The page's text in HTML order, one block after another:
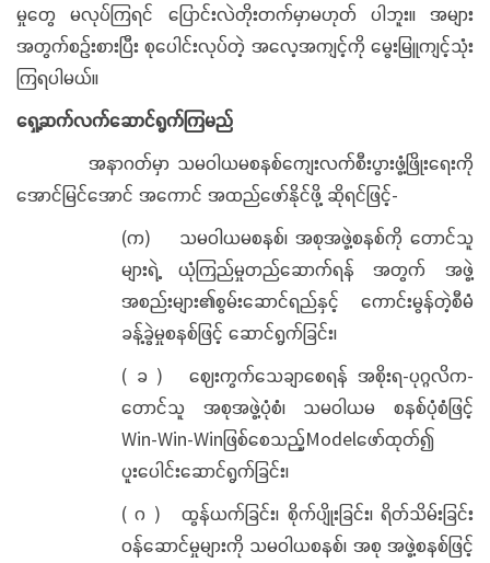
မှုတွေ မလုပ်ကြရင် ပြောင်းလဲတိုးတက်မှာမဟုတ် ပါဘူး။ အများ
အတွက်စဉ်းစားပြီး စုပေါင်းလုပ်တဲ့ အလေ့အကျင့်ကို မွေးမြူကျင့်သုံး
ကြရပါမယ်။
ရှေ့ဆက်လက်ဆောင်ရွက်ကြမည်
အနာဂတ်မှာ သမဝါယမစနစ်ကျေးလက်စီးပွားဖွံ့ဖြိုးရေးကို
အောင်မြင်အောင် အကောင် အထည်ဖော်နိုင်ဖို့ ဆိုရင်ဖြင့်-
(က) သမဝါယမစနစ်၊ အစုအဖွဲ့စနစ်ကို တောင်သူ
များရဲ့ ယုံကြည်မှုတည်ဆောက်ရန် အတွက် အဖွဲ့
အစည်းများ၏စွမ်းဆောင်ရည်နှင့် ကောင်းမွန်တဲ့စီမံ
ခန့်ခွဲမှုစနစ်ဖြင့် ဆောင်ရွက်ခြင်း၊
( ခ ) ဈေးကွက်သေချာစေရန် အစိုးရ-ပုဂ္ဂလိက-
တောင်သူ အစုအဖွဲ့ပုံစံ၊ သမဝါယမ စနစ်ပုံစံဖြင့်
Win-Win-Winဖြစ်စေသည့်Modelဖော်ထုတ်၍
ပူးပေါင်းဆောင်ရွက်ခြင်း၊
( ဂ ) ထွန်ယက်ခြင်း၊ စိုက်ပျိုးခြင်း၊ ရိတ်သိမ်းခြင်း
ဝန်ဆောင်မှုများကို သမဝါယစနစ်၊ အစု အဖွဲ့စနစ်ဖြင့်